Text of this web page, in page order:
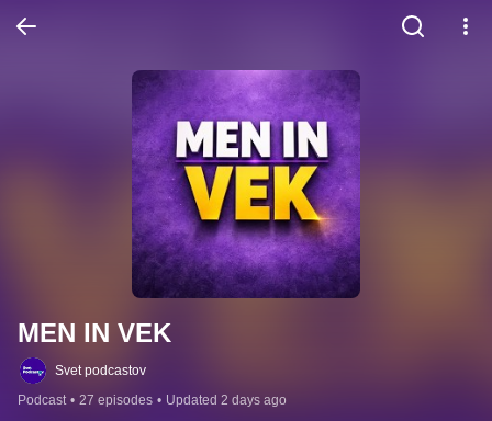
MEN IN VEK
Svet podcastov
Podcast • 27 episodes • Updated 2 days ago